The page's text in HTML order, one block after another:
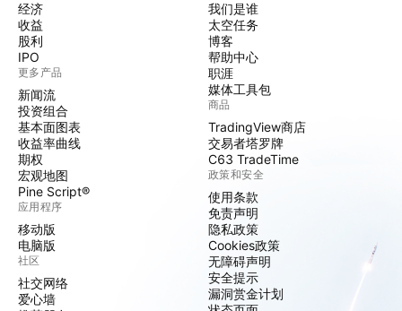
经济
收益
股利
IPO
更多产品
新闻流
投资组合
基本面图表
收益率曲线
期权
宏观地图
Pine Script®
应用程序
移动版
电脑版
社区
社交网络
爱心墙
我们是谁
太空任务
博客
帮助中心
职涯
媒体工具包
商品
TradingView商店
交易者塔罗牌
C63 TradeTime
政策和安全
使用条款
免责声明
隐私政策
Cookies政策
无障碍声明
安全提示
漏洞赏金计划